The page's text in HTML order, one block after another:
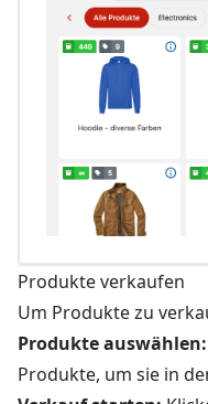
Produkte verkaufen
Um Produkte zu
Produkte auswählen:
Produkte, um sie in